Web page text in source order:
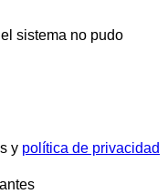
sistema no pudo
y política de privacidad